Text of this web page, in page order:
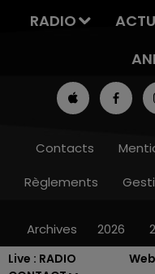
Live : RADIO
RADIO
Contacts
Règlements
Archives 2026